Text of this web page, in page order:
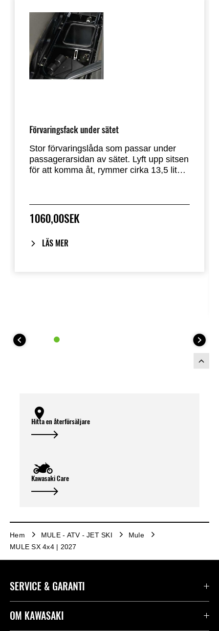
Förvaringsfack under sätet
Stor förvaringslåda som passar under
passagerarsidan av sätet. Lyft upp sitsen
för att komma åt, rymmer cirka 13,5 liter.
1060,00SEK
LÄS MER
Hitta en återförsäljare
Kawasaki Care
Hem MULE - ATV - JET SKI
Mule
MULE SX 4x4 | 2027
SERVICE & GARANTI
Kontakta oss
OM KAWASAKI